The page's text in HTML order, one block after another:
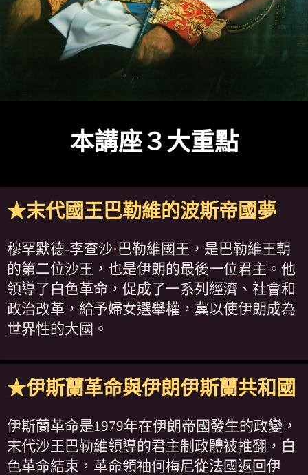
本講座３大重點
★末代國王巴勒維的波斯帝國夢
穆罕默德-李查沙·巴勒維國王，是巴勒維王朝
的第二位沙王，也是伊朗的最後一位君主。他
領導了白色革命，促成了一系列經濟、社會和
政治改革，給予婦女選舉權，冀以使伊朗成為
世界性的大國。
★伊斯蘭革命與伊朗伊斯蘭共和國
伊斯蘭革命是1979年在伊朗帝國發生的政變，
末代沙王巴勒維領導的君主制政體被推翻，白
色革命結束，革命領袖何梅尼從法國返回伊